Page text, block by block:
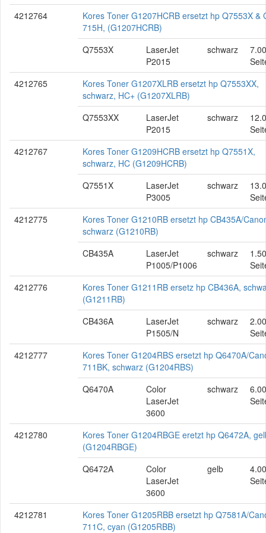
4212764
Kores Toner G1207HCRB ersetzt hp Q7553X &
715H, (G1207HCRB)
Q7553X
LaserJet
P2015
schwarz
4212765
Kores Toner G1207XLRB ersetzt hp Q7553XX,
schwarz, HC+ (G1207XLRB)
Q7553XX
LaserJet
P2015
schwarz
4212767
Kores Toner G1209HCRB ersetzt hp Q7551X,
schwarz, HC (G1209HCRB)
Q7551X
LaserJet
P3005
schwarz
4212775
Kores Toner G1210RB ersetzt hp CB435A/
schwarz (G1210RB)
CB435A
LaserJet
P1005/P1006
schwarz
4212776
Kores Toner G1211RB ersetz hp CB436A,
(G1211RB)
CB436A
LaserJet
P1505/N
schwarz
4212777
Kores Toner G1204RBS ersetzt hp Q6470A/
711BK, schwarz (G1204RBS)
Q6470A
Color
LaserJet
3600
schwarz
4212780
Kores Toner G1204RBGE eretzt hp Q6472A,
(G1204RBGE)
Q6472A
Color
LaserJet
3600
gelb
4212781
Kores Toner G1205RBB ersetzt hp Q7581A/
711C, cyan (G1205RBB)